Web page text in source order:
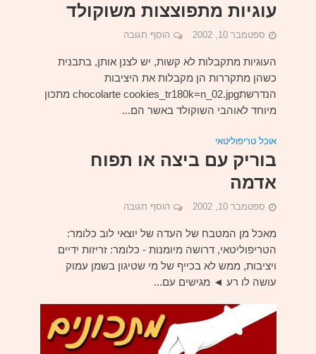
עוגיות מתפוצצות משוקולד
ספטמבר 10, 2002 הוסף תגובה
העוגיות מתקבלות לא קשות, יש לצנן אותן, בתבנית
כשהן מתקררות הן מקבלות את היציבות
הנדרשתchocolarte cookies_tr180k=n_02.jpg מתכון
מיוחד לאוהבי השוקולד באשר הם...
אוכל טריפוליטאי
בוריק עם ביצה או תפוח
אדמה
ספטמבר 10, 2002 הוסף תגובה
מאכל מן המטבח של העדה של יוצאי לוב כלומר:
הטריפוליטאי, דרושה מיומנות - כלומר: זריזות ידיים
ויציבות, ממש לא בכייף של מי שטיגון בשמן עמוק
עושה לו רע ◄ מגישים עם...